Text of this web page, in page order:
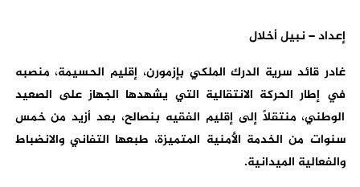
إعداد – نبيل أخلال
غادر قائد سرية الدرك الملكي بإزمورن، إقليم الحسيمة، منصبه
في إطار الحركة الانتقالية التي يشهدها الجهاز على الصعيد
الوطني، منتقلاً إلى إقليم الفقيه بنصالح، بعد أزيد من خمس
سنوات من الخدمة الأمنية المتميزة، طبعها التفاني والانضباط
والفعالية الميدانية.